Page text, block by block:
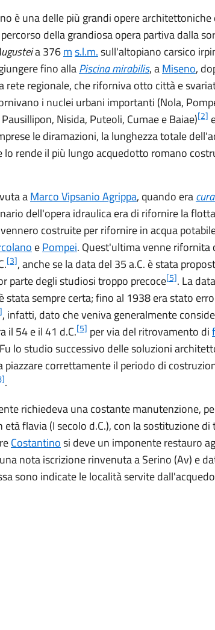
è una delle più grandi opere
percorso della grandiosa opera partiva dalla
a 376ms.l.m.sull'altopiano carsico
fino allaPiscina mirabilis, aMiseno,
rete regionale, che riforniva otto città e
i nuclei urbani importanti (Nola,
Nisida, Puteoli, Cumae e Baiae)[2]
le diramazioni, la lunghezza totale
lo rende il più lungo acquedotto romano
aMarco Vipsanio Agrippa, quando era
dell'opera idraulica era di rifornire la
costruite per rifornire in acqua
ePompei. Quest'ultima venne rifornita
[3], anche se la data del 35 a.C. è stata
parte degli studiosi troppo precoce[5]. La
stata sempre certa; fino al 1938 era stato
, infatti, dato che veniva generalmente
il 54 e il 41 d.C.[5] per via del ritrovamento di
lo studio successivo delle soluzioni
correttamente il periodo di
.
richiedeva una costante manutenzione,
flavia (I secolo d.C.), con la sostituzione
Costantinosi deve un imponente restauro
nota iscrizione rinvenuta a Serino (Av) e
sono indicate le località servite